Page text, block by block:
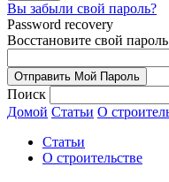
Вы забыли свой пароль?
Password recovery
Восстановите свой пароль
Поиск
Домой Статьи О
Статьи
О строительстве